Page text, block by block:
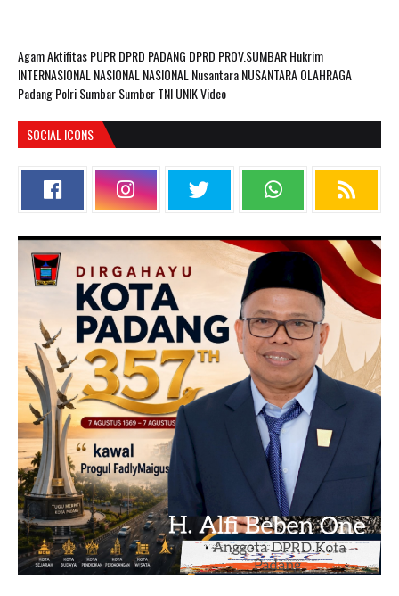
AgamAktifitas PUPRDPRD PADANG DPRD PROV.SUMBARHukrim
INTERNASIONAL NASIONAL NASIONAL NusantaraNUSANTARAOLAHRAGA
PadangPolriSumbarSumberTNIUNIKVideo
SOCIAL ICONS